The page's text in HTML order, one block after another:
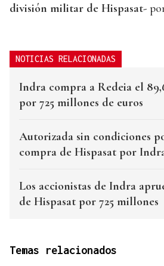
división militar de Hispasat-
NOTICIAS RELACIONADAS
Indra compra a Redeia el
por 725 millones de euros
Autorizada sin condiciones
compra de Hispasat por
Los accionistas de Indra
de Hispasat por 725 millones
Temas relacionados